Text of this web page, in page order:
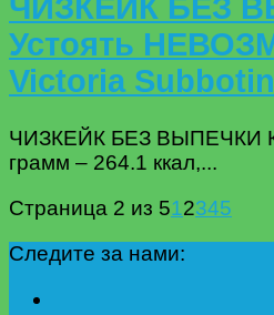
ЧИЗКЕЙК БЕЗ
Устоять
Victoria
ЧИЗКЕЙК БЕЗ ВЫПЕЧКИ
грамм – 264.1 ккал,...
Страница 2 из 512345
Следите за нами: